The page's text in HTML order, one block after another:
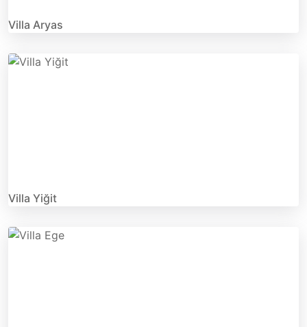
Villa Aryas
Villa Yiğit